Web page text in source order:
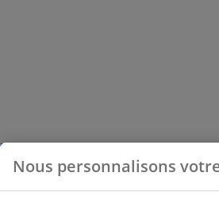
Nous personnalisons